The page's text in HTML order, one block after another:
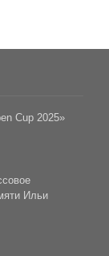
Cup 2025»
Ильи